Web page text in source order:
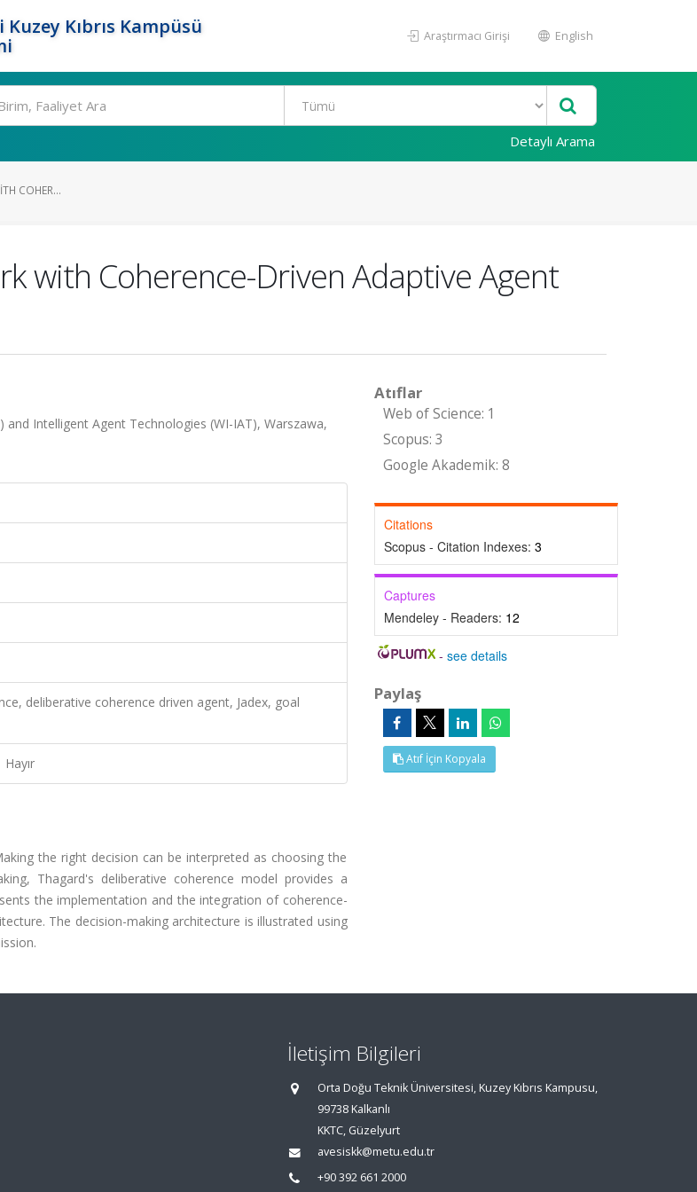
Kıbrıs Kampüsü
Araştırmacı Girişi English
Detaylı Arama
COHER...
with Coherence-Driven Adaptive Agent
and Intelligent Agent Technologies (WI-IAT), Warszawa,
deliberative coherence driven agent, Jadex, goal
Hayır
the right decision can be interpreted as choosing the
Thagard's deliberative coherence model provides a
the implementation and the integration of coherence-
The decision-making architecture is illustrated using
Atıflar
Web of Science: 1
Scopus: 3
Google Akademik: 8
Citations
Scopus - Citation Indexes: 3
Captures
Mendeley - Readers: 12
-see details
Paylaş
Atıf İçin Kopyala
İletişim Bilgileri
Orta Doğu Teknik Üniversitesi, Kuzey Kıbrıs Kampusu,
99738 Kalkanlı
KKTC, Güzelyurt
avesiskk@metu.edu.tr
+90 392 661 2000